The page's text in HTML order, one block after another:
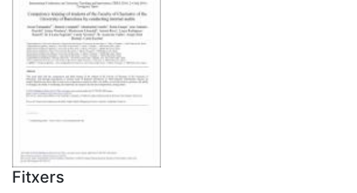
Fitxers